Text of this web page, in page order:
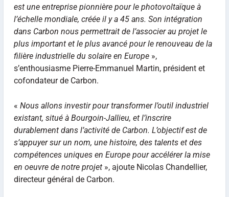
est une entreprise pionnière pour le photovoltaïque à
l’échelle mondiale, créée il y a 45 ans. Son intégration
dans Carbon nous permettrait de l’associer au projet le
plus important et le plus avancé pour le renouveau de la
filière industrielle du solaire en Europe»,
s’enthousiasme Pierre-Emmanuel Martin, président et
cofondateur de Carbon.
« Nous allons investir pour transformer l’outil industriel
existant, situé à Bourgoin-Jallieu, et l’inscrire
durablement dans l’activité de Carbon. L’objectif est de
s’appuyer sur un nom, une histoire, des talents et des
compétences uniques en Europe pour accélérer la mise
en oeuvre de notre projet», ajoute Nicolas Chandellier,
directeur général de Carbon.